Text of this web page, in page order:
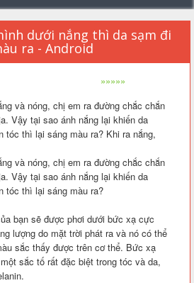
dưới nắng thì da sạm đi
ra - Android
»»»»»
và nóng, chị em ra đường chắc chắn
Vậy tại sao ánh nắng lại khiến da
tóc thì lại sáng màu ra? Khi ra nắng,
và nóng, chị em ra đường chắc chắn
Vậy tại sao ánh nắng lại khiến da
tóc thì lại sáng màu ra?
bạn sẽ được phơi dưới bức xạ cực
lượng do mặt trời phát ra và nó có thể
sắc thấy được trên cơ thể. Bức xạ
sắc tố rất đặc biệt trong tóc và da,